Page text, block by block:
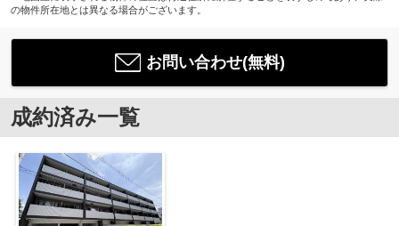
の物件所在地とは異なる場合がございます。
お問い合わせ(無料)
成約済み一覧